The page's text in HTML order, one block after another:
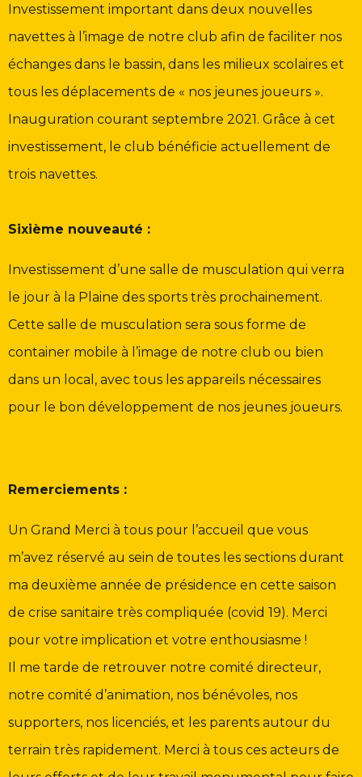
Investissement important dans deux nouvelles
navettes à l’image de notre club afin de faciliter nos
échanges dans le bassin, dans les milieux scolaires et
tous les déplacements de « nos jeunes joueurs ».
Inauguration courant septembre 2021. Grâce à cet
investissement, le club bénéficie actuellement de
trois navettes.
Sixième nouveauté :
Investissement d’une salle de musculation qui verra
le jour à la Plaine des sports très prochainement.
Cette salle de musculation sera sous forme de
container mobile à l’image de notre club ou bien
dans un local, avec tous les appareils nécessaires
pour le bon développement de nos jeunes joueurs.
Remerciements :
Un Grand Merci à tous pour l’accueil que vous
m’avez réservé au sein de toutes les sections durant
ma deuxième année de présidence en cette saison
de crise sanitaire très compliquée (covid 19). Merci
pour votre implication et votre enthousiasme !
Il me tarde de retrouver notre comité directeur,
notre comité d’animation, nos bénévoles, nos
supporters, nos licenciés, et les parents autour du
terrain très rapidement. Merci à tous ces acteurs de